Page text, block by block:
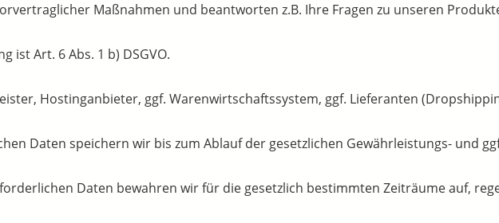
Maßnahmen und beantworten z.B. Ihre Fragen zu unseren
ist Art. 6 Abs. 1 b) DSGVO.
Hostinganbieter, ggf. Warenwirtschaftssystem, ggf. Lieferanten
Daten speichern wir bis zum Ablauf der gesetzlichen Gewährleistungs- und
Daten bewahren wir für die gesetzlich bestimmten Zeiträume auf,